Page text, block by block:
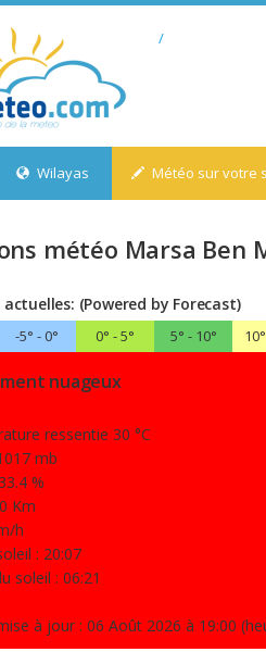
/
Wilayas Météo sur votre
météo Marsa Ben
(Powered by Forecast)
-5° - 0° 0° - 5° 5° - 10°
nuageux
ressentie 30 °C
mb
%
Km
h
: 20:07
soleil : 06:21
à jour : 06 Août 2026 à 19:00